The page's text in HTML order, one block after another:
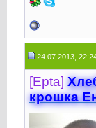
24.07.2013,
[Epta]
крошкa